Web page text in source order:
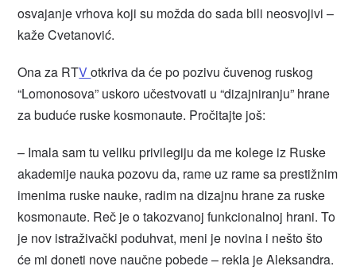
osvajanje vrhova koji su možda do sada bili neosvojivi –
kaže Cvetanović.
Ona za RTVotkriva da će po pozivu čuvenog ruskog
“Lomonosova” uskoro učestvovati u “dizajniranju” hrane
za buduće ruske kosmonaute. Pročitajte još:
– Imala sam tu veliku privilegiju da me kolege iz Ruske
akademije nauka pozovu da, rame uz rame sa prestižnim
imenima ruske nauke, radim na dizajnu hrane za ruske
kosmonaute. Reč je o takozvanoj funkcionalnoj hrani. To
je nov istraživački poduhvat, meni je novina i nešto što
će mi doneti nove naučne pobede – rekla je Aleksandra.